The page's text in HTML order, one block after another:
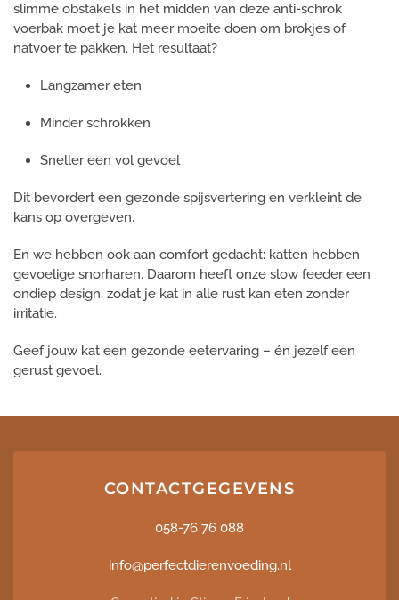
slimme obstakels in het midden van deze anti-schrok
voerbak moet je kat meer moeite doen om brokjes of
natvoer te pakken. Het resultaat?
Langzamer eten
Minder schrokken
Sneller een vol gevoel
Dit bevordert een gezonde spijsvertering en verkleint de
kans op overgeven.
En we hebben ook aan comfort gedacht: katten hebben
gevoelige snorharen. Daarom heeft onze slow feeder een
ondiep design, zodat je kat in alle rust kan eten zonder
irritatie.
Geef jouw kat een gezonde eetervaring – én jezelf een
gerust gevoel.
CONTACTGEGEVENS
058-76 76 088
info@perfectdierenvoeding.nl